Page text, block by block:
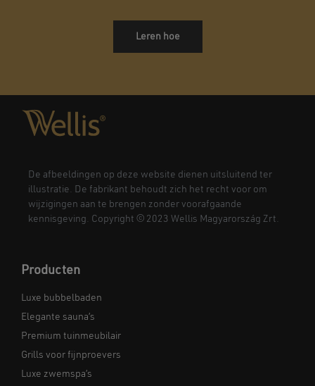
Leren hoe
De afbeeldingen op deze website dienen uitsluitend ter
illustratie. De fabrikant behoudt zich het recht voor om
wijzigingen aan te brengen zonder voorafgaande
kennisgeving. Copyright © 2023 Wellis Magyarország Zrt.
Producten
Luxe bubbelbaden
Elegante sauna’s
Premium tuinmeubilair
Grills voor fijnproevers
Luxe zwemspa’s